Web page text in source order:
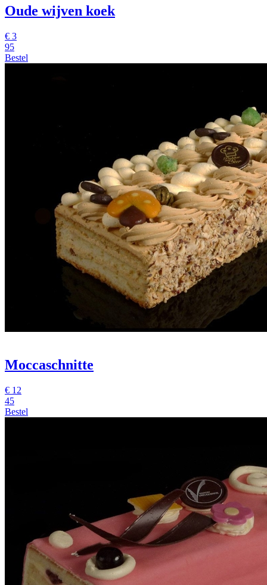
Oude wijven koek
€ 3
95
Bestel
Moccaschnitte
€ 12
45
Bestel